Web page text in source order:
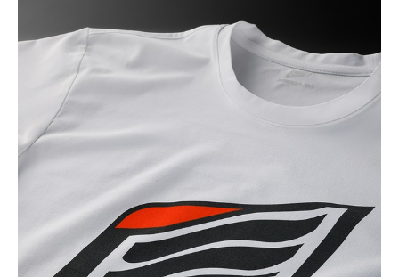
¥6,160(税込)
カートに入れる
LL
¥6,160(税込)
NAVY
M
¥6,160(税込)
カートに入れる